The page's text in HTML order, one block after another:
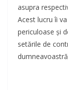
asupra
Acest lucru îi
periculoase şi
setările de